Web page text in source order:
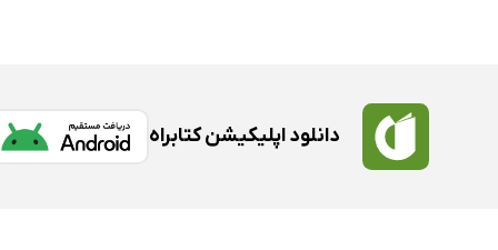
دانلود اپلیکیشن کتابراه